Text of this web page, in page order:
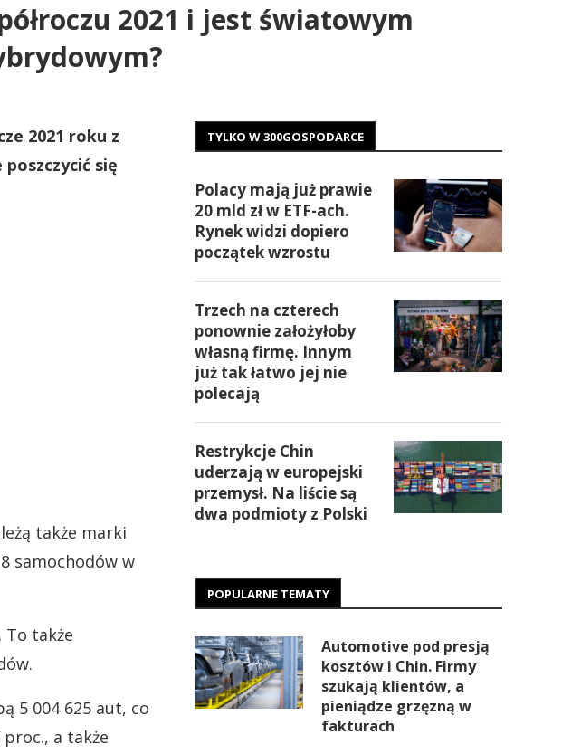
2021 i jest światowym
2021 roku z
się
także marki
samochodów w
To także
5 004 625 aut, co
a także
TYLKO W 300GOSPODARCE
Polacy mają już prawie
20 mld zł w ETF-ach.
Rynek widzi dopiero
początek wzrostu
Trzech na czterech
ponownie założyłoby
własną firmę. Innym
już tak łatwo jej nie
polecają
Restrykcje Chin
uderzają w europejski
przemysł. Na liście są
dwa podmioty z Polski
POPULARNE TEMATY
Automotive pod presją
kosztów i Chin. Firmy
szukają klientów, a
pieniądze grzęzną w
fakturach